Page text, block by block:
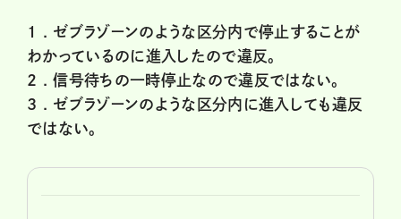
1 . ゼブラゾーンのような区分内で停止することが
わかっているのに進入したので違反。
2 .信号待ちの一時停止なので違反ではない。
3 . ゼブラゾーンのような区分内に進入しても違反
ではない。